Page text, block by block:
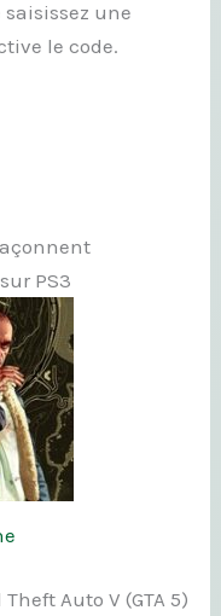
une
le code.
PS3
Auto V (GTA 5)